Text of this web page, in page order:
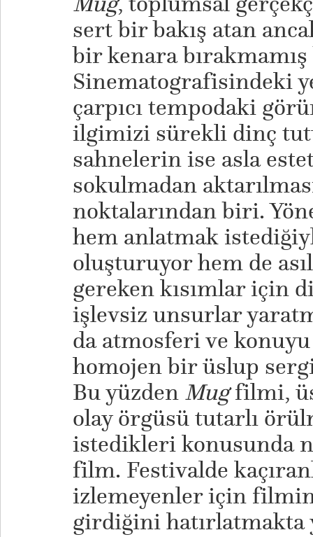
sert bir bakış atan
bir kenara
Sinematografisindeki
çarpıcı tempodaki
ilgimizi sürekli dinç
sahnelerin ise asla
sokulmadan
noktalarından biri.
hem anlatmak
oluşturuyor hem de
gereken kısımlar için
işlevsiz unsurlar
da atmosferi ve
homojen bir üslup
Bu yüzden Mugfilmi,
olay örgüsü tutarlı
istedikleri konusunda
film. Festivalde
izlemeyenler için filmin
girdiğini hatırlatmakta